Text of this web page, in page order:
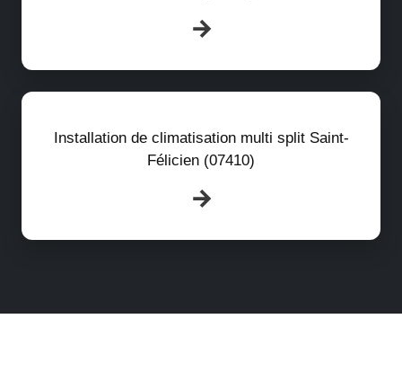
Installation de climatisation multi split Saint-
Félicien (07410)